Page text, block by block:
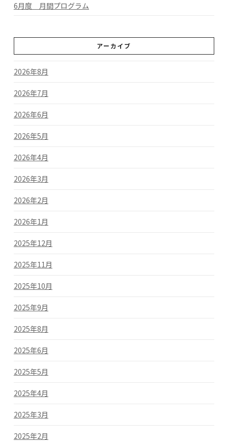
6月度 月間プログラム
アーカイブ
2026年8月
2026年7月
2026年6月
2026年5月
2026年4月
2026年3月
2026年2月
2026年1月
2025年12月
2025年11月
2025年10月
2025年9月
2025年8月
2025年6月
2025年5月
2025年4月
2025年3月
2025年2月